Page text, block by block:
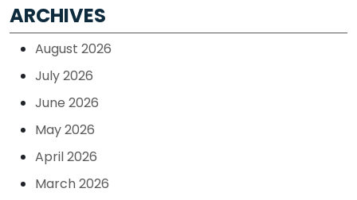
ARCHIVES
August 2026
July 2026
June 2026
May 2026
April 2026
March 2026